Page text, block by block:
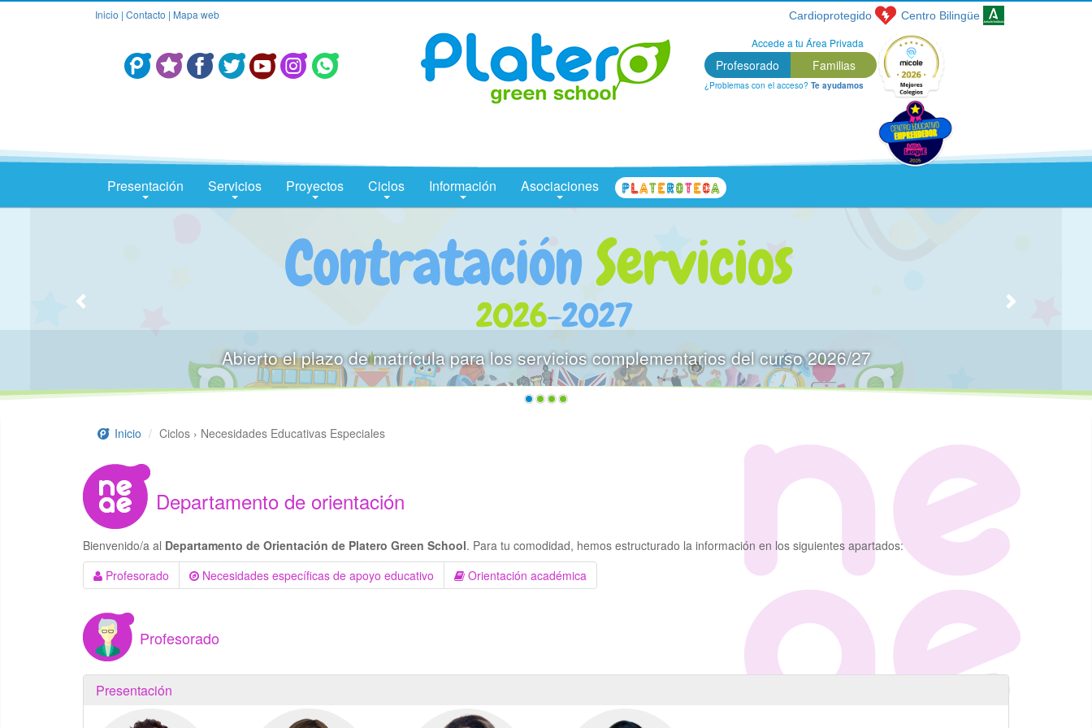
Inicio | Contacto | Mapa web Cardioprotegido Centro Bilingüe
Centro Concertado en Málaga: Colegio Platero Green School Accede a tu Área Privada
Profesorado Familias
¿Problemas con el acceso? Te ayudamos
Presentación Servicios Proyectos Ciclos Información Asociaciones
CENTRO DE OCIO PLATEROTECA
Inicio Ciclos › Necesidades Educativas Especiales
Departamento de orientación
Bienvenido/a al Departamento de Orientación de Platero Green School. Para tu comodidad, hemos estructurado la información en los siguientes apartados:
Profesorado
Necesidades específicas de apoyo educativo Orientación académica
Profesorado
Presentación